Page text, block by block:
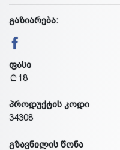
გაზიარება:
ფასი
18
პროდუქტის კოდი
34308
გზავნილის წონა